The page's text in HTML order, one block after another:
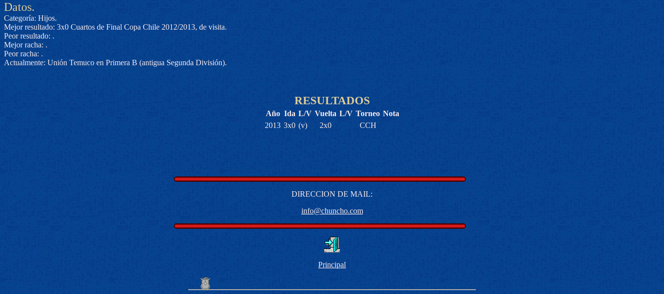
Datos.
Categoría: Hijos.
Mejor resultado: 3x0 Cuartos de Final Copa Chile 2012/2013, de visita.
Peor resultado: .
Mejor racha: .
Peor racha: .
Actualmente: Unión Temuco en Primera B (antigua Segunda División).
RESULTADOS
Año Ida L/V Vuelta L/V Torneo Nota
2013 3x0 (v) 2x0 CCH
DIRECCION DE MAIL:
info@chuncho.com
Principal